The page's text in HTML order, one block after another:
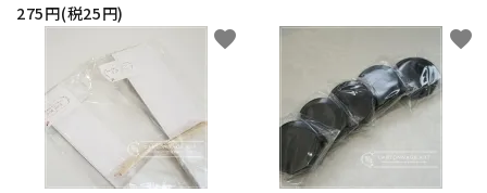
275円(税25円)
favorite favorite